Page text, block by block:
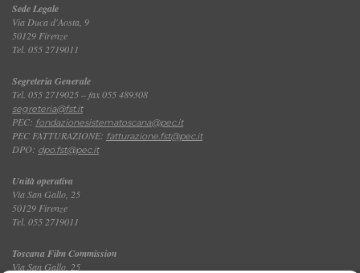
Sede Legale
Via Duca d'Aosta, 9
50129 Firenze
Tel. 055 2719011
Segreteria Generale
Tel. 055 2719025 – fax 055 489308
segreteria@fst.it
PEC: fondazionesistematoscana@pec.it
PEC FATTURAZIONE: fatturazione.fst@pec.it
DPO: dpo.fst@pec.it
Unità operativa
Via San Gallo, 25
50129 Firenze
Tel. 055 2719011
Toscana Film Commission
Via San Gallo, 25